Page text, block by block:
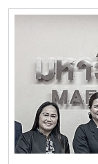
Group พร้อมที่จะ
ดำเนินงานเพื่อพั